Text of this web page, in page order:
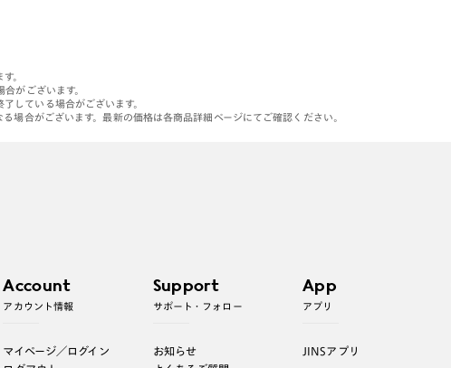
。
がございます。
している場合がございます。
場合がございます。最新の価格は各商品詳細ページにてご確認ください。
Account
アカウント情報
マイページ／ログイン
Support
サポート・フォロー
お知らせ
App
アプリ
JINSアプリ